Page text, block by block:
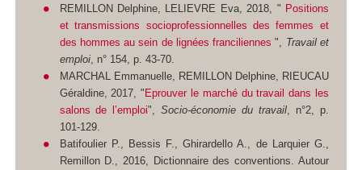
REMILLON Delphine, LELIEVRE Eva, 2018, " Positions
et transmissions socioprofessionnelles des femmes et
des hommes au sein de lignées franciliennes ", Travail et
emploi, n° 154, p. 43-70.
MARCHAL Emmanuelle, REMILLON Delphine, RIEUCAU
Géraldine, 2017, "Eprouver le marché du travail dans les
salons de l’emploi",Socio-économie du travail , n°2, p.
101-129.
Batifoulier P., Bessis F., Ghirardello A., de Larquier G.,
Remillon D., 2016, Dictionnaire des conventions. Autour